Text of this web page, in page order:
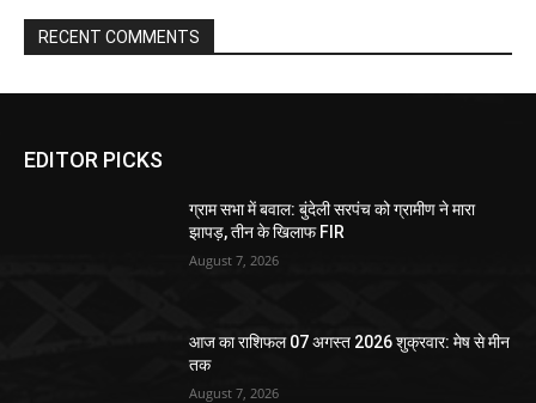
RECENT COMMENTS
EDITOR PICKS
ग्राम सभा में बवाल: बुंदेली सरपंच को ग्रामीण ने मारा
झापड़, तीन के खिलाफ FIR
August 7, 2026
आज का राशिफल 07 अगस्त 2026 शुक्रवार: मेष से मीन
तक
August 7, 2026